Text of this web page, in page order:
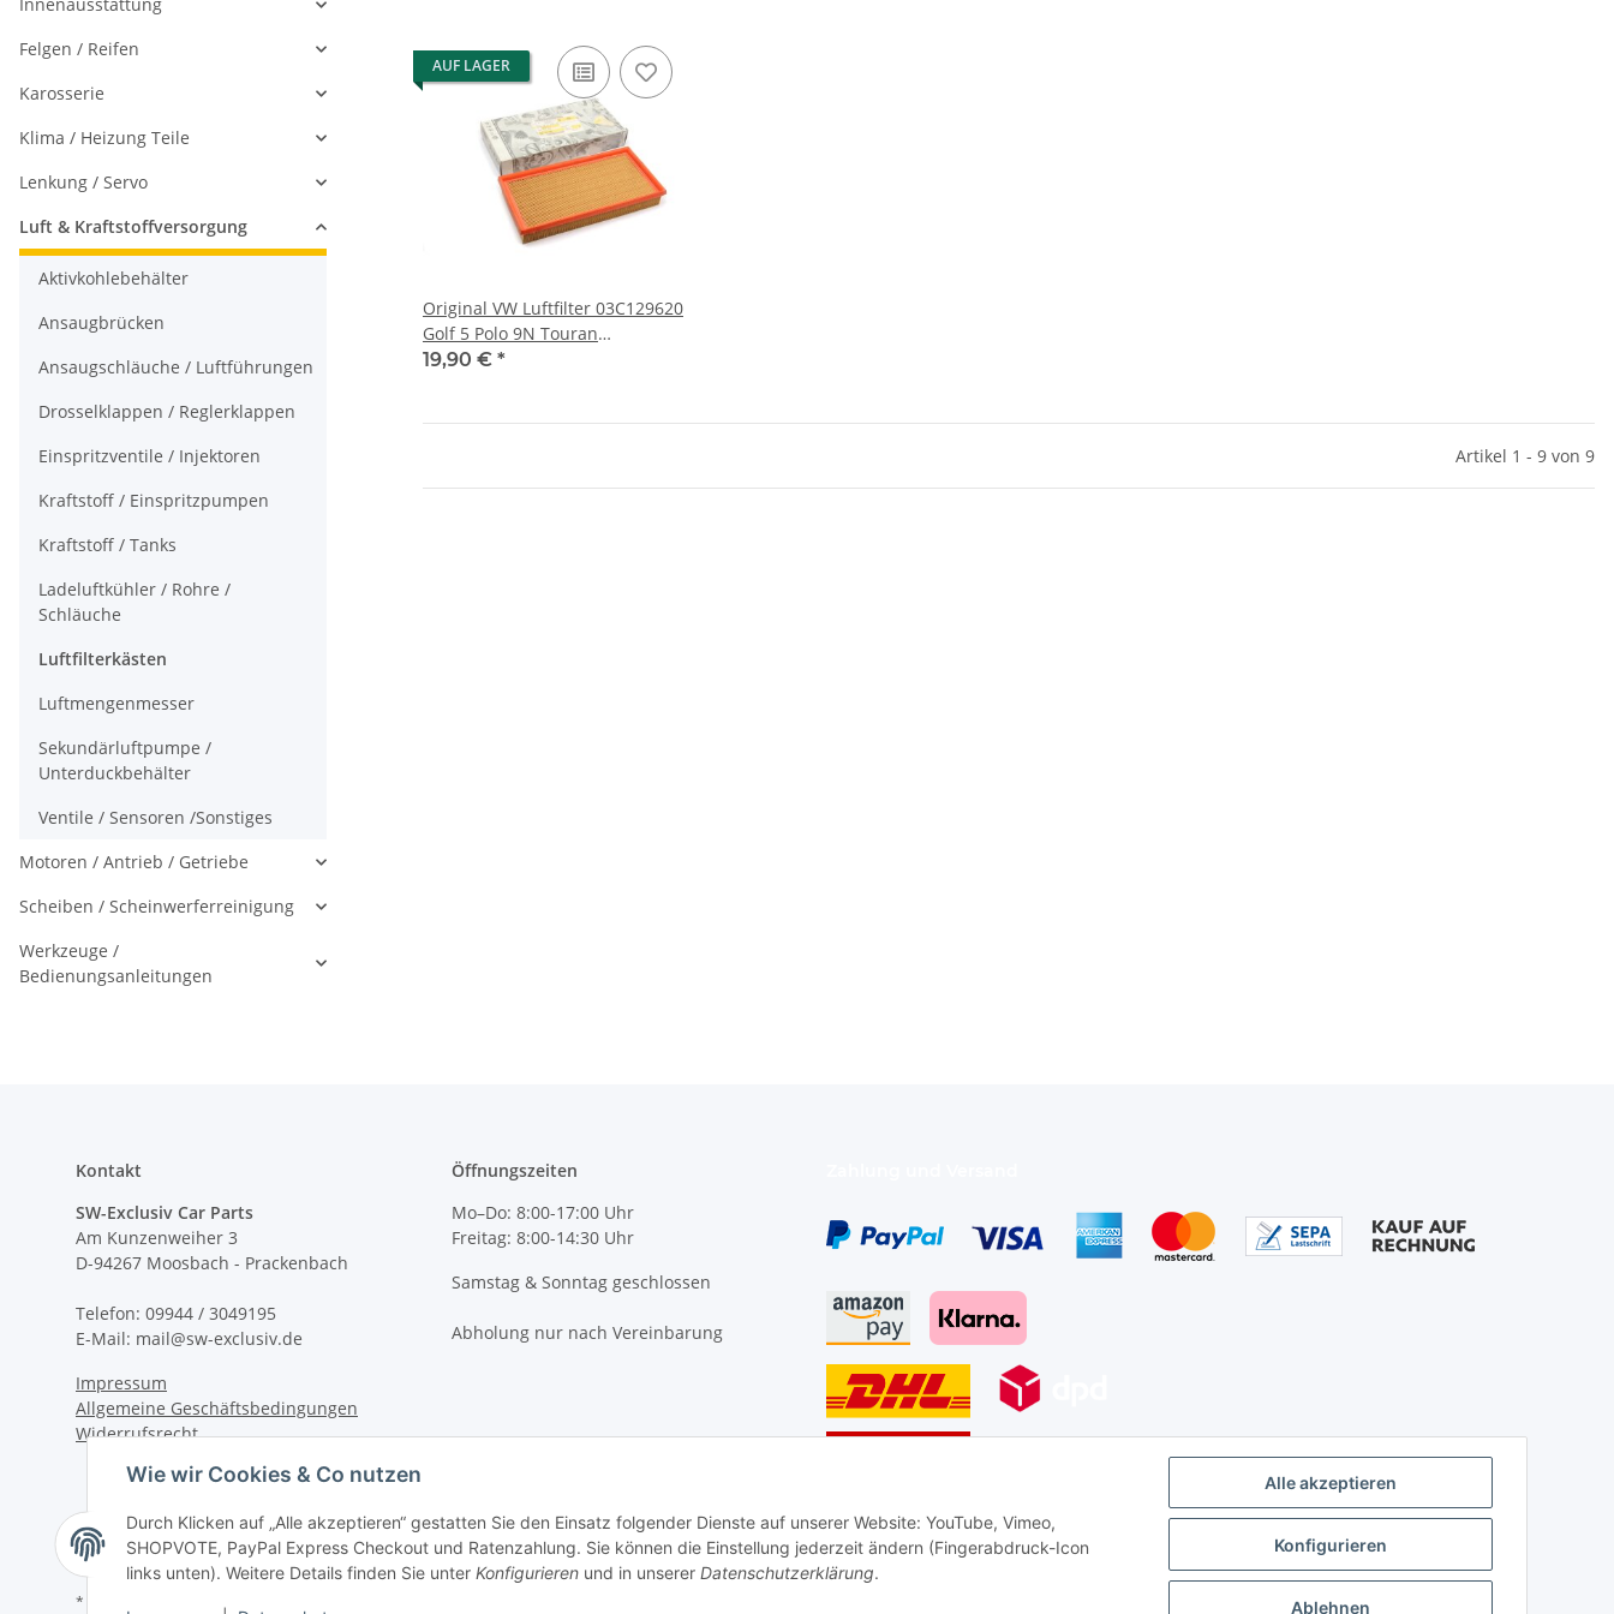
Alle akzeptieren
Konfigurieren
Ablehnen
Wie wir Cookies & Co nutzen
Durch Klicken auf „Alle akzeptieren“ gestatten Sie den Einsatz folgender Dienste auf unserer Website: YouTube, Vimeo,
SHOPVOTE, PayPal Express Checkout und Ratenzahlung. Sie können die Einstellung jederzeit ändern (Fingerabdruck-Icon
links unten). Weitere Details finden Sie unter Konfigurieren und in unserer Datenschutzerklärung.
AUF LAGER
Original VW Luftfilter 03C129620
Golf 5 Polo 9N Touran
1.4FSI/1.6FSI BAG, BLP
19,90 € *
Artikel 1 - 9 von 9
Felgen / Reifen
Karosserie
Klima / Heizung Teile
Lenkung / Servo
Luft & Kraftstoffversorgung
Aktivkohlebehälter
Ansaugbrücken
Ansaugschläuche / Luftführungen
Drosselklappen / Reglerklappen
Einspritzventile / Injektoren
Kraftstoff / Einspritzpumpen
Kraftstoff / Tanks
Ladeluftkühler / Rohre /
Schläuche
Luftfilterkästen
Luftmengenmesser
Sekundärluftpumpe /
Unterduckbehälter
Ventile / Sensoren /Sonstiges
Motoren / Antrieb / Getriebe
Scheiben / Scheinwerferreinigung
Werkzeuge /
Bedienungsanleitungen
Kontakt
SW-Exclusiv Car Parts
Am Kunzenweiher 3
D-94267 Moosbach - Prackenbach
Telefon: 09944 / 3049195
E-Mail: mail@sw-exclusiv.de
Impressum
Allgemeine Geschäftsbedingungen
Widerrufsrecht
Öffnungszeiten
Mo–Do: 8:00-17:00 Uhr
Freitag: 8:00-14:30 Uhr
Samstag & Sonntag geschlossen
Abholung nur nach Vereinbarung
Vertrag widerrufen
*